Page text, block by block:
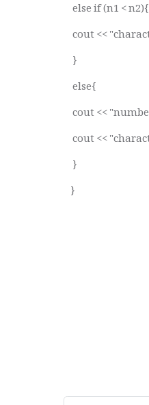
else if (n1 < n2){
cout <<
}
else{
cout <<
cout <<
}
}